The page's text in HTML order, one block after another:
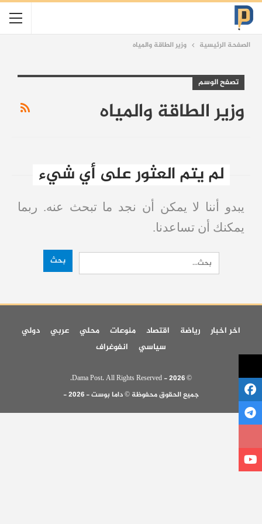
الصفحة الرئيسية وزير الطاقة والمياه
تصفح الوسم
وزير الطاقة والمياه
لم يتم العثور على أي شيء
يبدو أننا لا يمكن أن نجد ما تبحث عنه. ربما
يمكنك أن تساعدنا.
اخر اخبار رياضة اقتصاد منوعات محلي عربي
دولي
سياسي
انفوغراف
© 2026 - Dama Post. All Rights Reserved.
جميع الحقوق محفوظة © داما بوست - 2026 -